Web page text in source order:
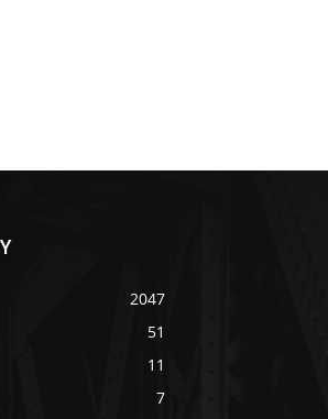
2047
51
11
7